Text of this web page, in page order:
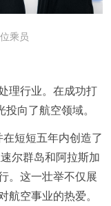
乘员
理行业。在成功打
向了航空领域。
短短五年内创造了
尔群岛和阿拉斯加
。这一壮举不仅展
空事业的热爱。